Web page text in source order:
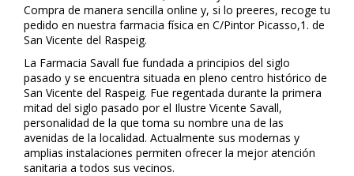
Compra de manera sencilla online y, si lo prefieres, recoge tu
pedido en nuestra farmacia física en C/Pintor Picasso,1. de
San Vicente del Raspeig.
La Farmacia Savall fue fundada a principios del siglo
pasado y se encuentra situada en pleno centro histórico de
San Vicente del Raspeig. Fue regentada durante la primera
mitad del siglo pasado por el Ilustre Vicente Savall,
personalidad de la que toma su nombre una de las
avenidas de la localidad. Actualmente sus modernas y
amplias instalaciones permiten ofrecer la mejor atención
sanitaria a todos sus vecinos.